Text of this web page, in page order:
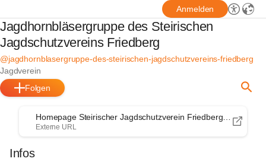
Anmelden
Jagdhornbläsergruppe des Steirischen
Jagdschutzvereins Friedberg
@jagdhornblasergruppe-des-steirischen-jagdschutzvereins-friedberg
Jagdverein
Folgen
Externe URL
Infos